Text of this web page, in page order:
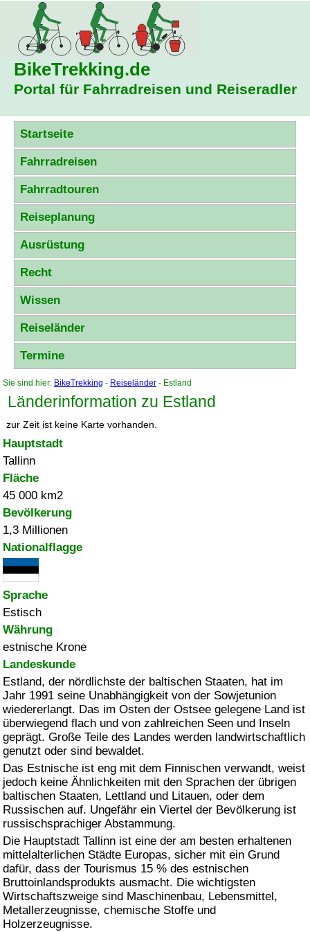
BikeTrekking.de
Portal für Fahrradreisen und Reiseradler
Startseite
Fahrradreisen
Fahrradtouren
Reiseplanung
Ausrüstung
Recht
Wissen
Reiseländer
Termine
Sie sind hier: BikeTrekking - Reiseländer - Estland
Länderinformation zu Estland
zur Zeit ist keine Karte vorhanden.
Hauptstadt
Tallinn
Fläche
45 000 km2
Bevölkerung
1,3 Millionen
Nationalflagge
Sprache
Estisch
Währung
estnische Krone
Landeskunde
Estland, der nördlichste der baltischen Staaten, hat im
Jahr 1991 seine Unabhängigkeit von der Sowjetunion
wiedererlangt. Das im Osten der Ostsee gelegene Land ist
überwiegend flach und von zahlreichen Seen und Inseln
geprägt. Große Teile des Landes werden landwirtschaftlich
genutzt oder sind bewaldet.
Das Estnische ist eng mit dem Finnischen verwandt, weist
jedoch keine Ähnlichkeiten mit den Sprachen der übrigen
baltischen Staaten, Lettland und Litauen, oder dem
Russischen auf. Ungefähr ein Viertel der Bevölkerung ist
russischsprachiger Abstammung.
Die Hauptstadt Tallinn ist eine der am besten erhaltenen
mittelalterlichen Städte Europas, sicher mit ein Grund
dafür, dass der Tourismus 15 % des estnischen
Bruttoinlandsprodukts ausmacht. Die wichtigsten
Wirtschaftszweige sind Maschinenbau, Lebensmittel,
Metallerzeugnisse, chemische Stoffe und
Holzerzeugnisse.